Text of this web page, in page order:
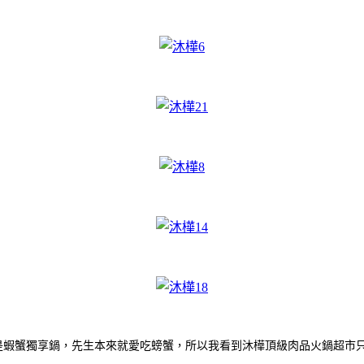
蟹獨享鍋，先生本來就愛吃螃蟹，所以我看到沐樺頂級肉品火鍋超市